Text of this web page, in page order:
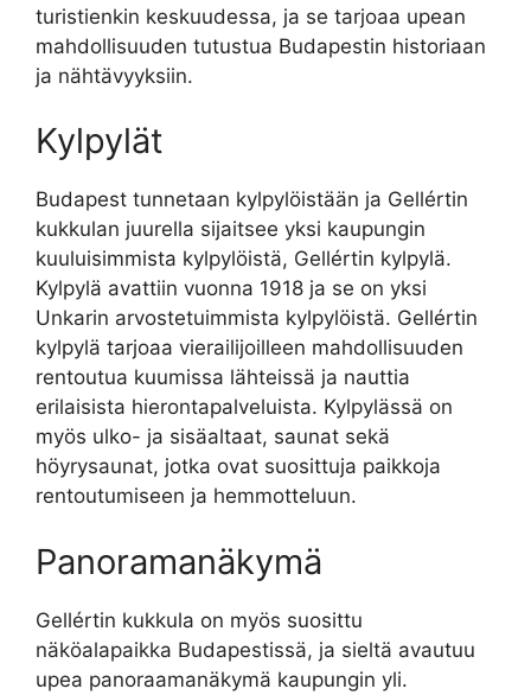
turistienkin keskuudessa, ja se tarjoaa upean
mahdollisuuden tutustua Budapestin historiaan
ja nähtävyyksiin.
Kylpylät
Budapest tunnetaan kylpylöistään ja Gellértin
kukkulan juurella sijaitsee yksi kaupungin
kuuluisimmista kylpylöistä, Gellértin kylpylä.
Kylpylä avattiin vuonna 1918 ja se on yksi
Unkarin arvostetuimmista kylpylöistä. Gellértin
kylpylä tarjoaa vierailijoilleen mahdollisuuden
rentoutua kuumissa lähteissä ja nauttia
erilaisista hierontapalveluista. Kylpylässä on
myös ulko- ja sisäaltaat, saunat sekä
höyrysaunat, jotka ovat suosittuja paikkoja
rentoutumiseen ja hemmotteluun.
Panoramanäkymä
Gellértin kukkula on myös suosittu
näköalapaikka Budapestissä, ja sieltä avautuu
upea panoraamanäkymä kaupungin yli.